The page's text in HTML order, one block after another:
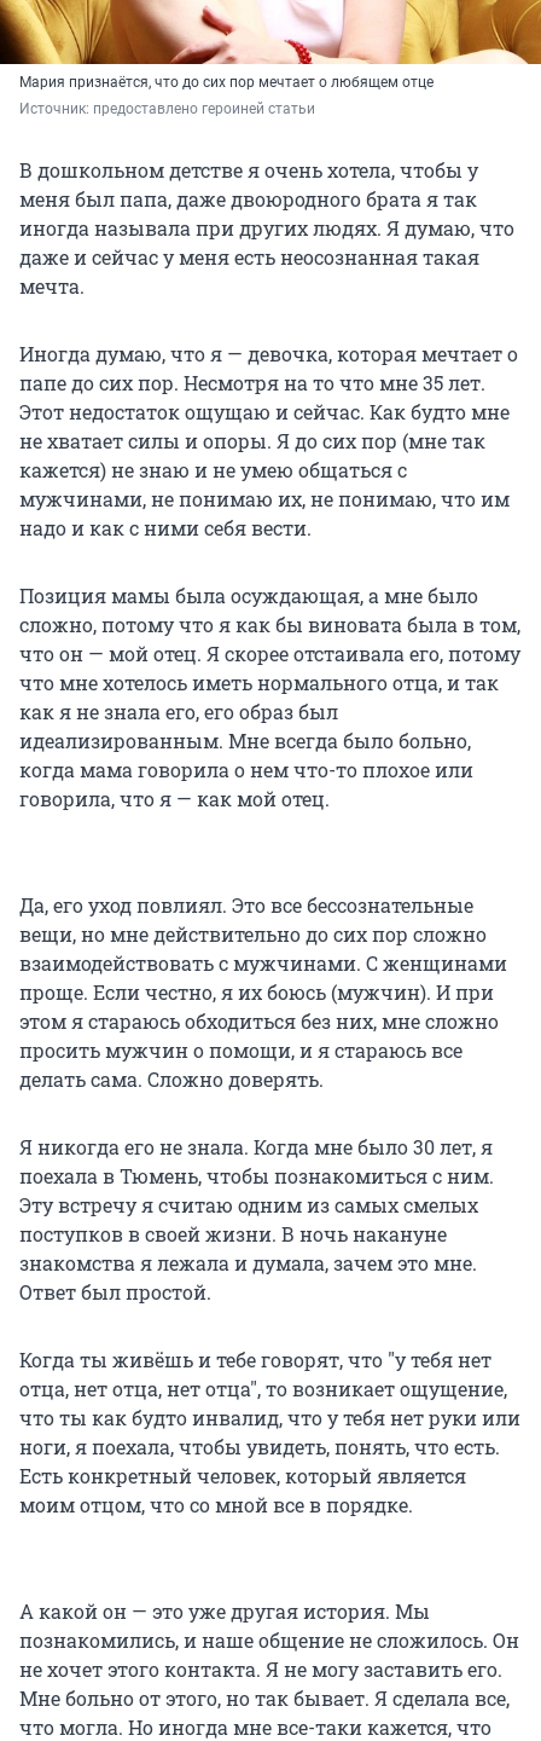
Мария признаётся, что до сих пор мечтает о любящем отце
Источник: предоставлено героиней статьи
В дошкольном детстве я очень хотела, чтобы у
меня был папа, даже двоюродного брата я так
иногда называла при других людях. Я думаю, что
даже и сейчас у меня есть неосознанная такая
мечта.
Иногда думаю, что я — девочка, которая мечтает о
папе до сих пор. Несмотря на то что мне 35 лет.
Этот недостаток ощущаю и сейчас. Как будто мне
не хватает силы и опоры. Я до сих пор (мне так
кажется) не знаю и не умею общаться с
мужчинами, не понимаю их, не понимаю, что им
надо и как с ними себя вести.
Позиция мамы была осуждающая, а мне было
сложно, потому что я как бы виновата была в том,
что он — мой отец. Я скорее отстаивала его, потому
что мне хотелось иметь нормального отца, и так
как я не знала его, его образ был
идеализированным. Мне всегда было больно,
когда мама говорила о нем что-то плохое или
говорила, что я — как мой отец.
Да, его уход повлиял. Это все бессознательные
вещи, но мне действительно до сих пор сложно
взаимодействовать с мужчинами. С женщинами
проще. Если честно, я их боюсь (мужчин). И при
этом я стараюсь обходиться без них, мне сложно
просить мужчин о помощи, и я стараюсь все
делать сама. Сложно доверять.
Я никогда его не знала. Когда мне было 30 лет, я
поехала в Тюмень, чтобы познакомиться с ним.
Эту встречу я считаю одним из самых смелых
поступков в своей жизни. В ночь накануне
знакомства я лежала и думала, зачем это мне.
Ответ был простой.
Когда ты живёшь и тебе говорят, что "у тебя нет
отца, нет отца, нет отца", то возникает ощущение,
что ты как будто инвалид, что у тебя нет руки или
ноги, я поехала, чтобы увидеть, понять, что есть.
Есть конкретный человек, который является
моим отцом, что со мной все в порядке.
А какой он — это уже другая история. Мы
познакомились, и наше общение не сложилось. Он
не хочет этого контакта. Я не могу заставить его.
Мне больно от этого, но так бывает. Я сделала все,
что могла. Но иногда мне все-таки кажется, что